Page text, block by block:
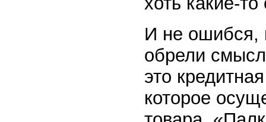
И не ошибся,
обрели
это
которое